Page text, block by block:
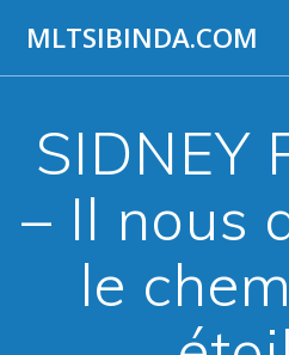
MLTSIBINDA.COM
SIDNEY
– Il nous
le